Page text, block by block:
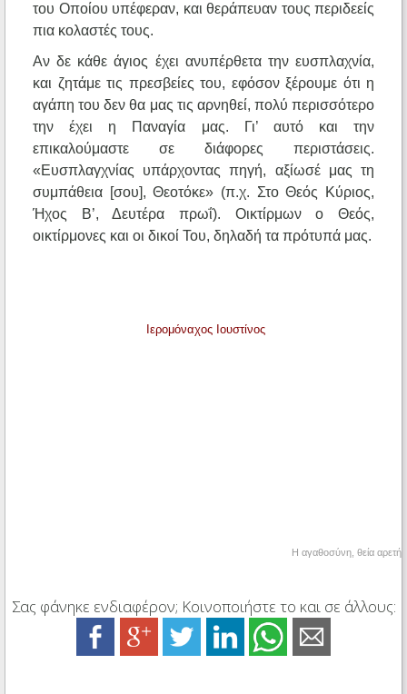
του Οποίου υπέφεραν, και θεράπευαν τους περιδεείς
πια κολαστές τους.
Αν δε κάθε άγιος έχει ανυπέρθετα την ευσπλαχνία,
και ζητάμε τις πρεσβείες του, εφόσον ξέρουμε ότι η
αγάπη του δεν θα μας τις αρνηθεί, πολύ περισσότερο
την έχει η Παναγία μας. Γι’ αυτό και την
επικαλούμαστε σε διάφορες περιστάσεις.
«Ευσπλαγχνίας υπάρχοντας πηγή, αξίωσέ μας τη
συμπάθεια [σου], Θεοτόκε» (π.χ. Στο Θεός Κύριος,
Ήχος Β’, Δευτέρα πρωΐ). Οικτίρμων ο Θεός,
οικτίρμονες και οι δικοί Του, δηλαδή τα πρότυπά μας.
Ιερομόναχος Ιουστίνος
Η αγαθοσύνη, θεία αρετή
Σας φάνηκε ενδιαφέρον; Κοινοποιήστε το και σε άλλους: